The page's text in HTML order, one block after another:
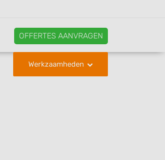
OFFERTES AANVRAGEN
Werkzaamheden